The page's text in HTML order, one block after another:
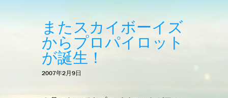
またスカイボーイズ
からプロパイロット
が誕生！
2007年2月9日